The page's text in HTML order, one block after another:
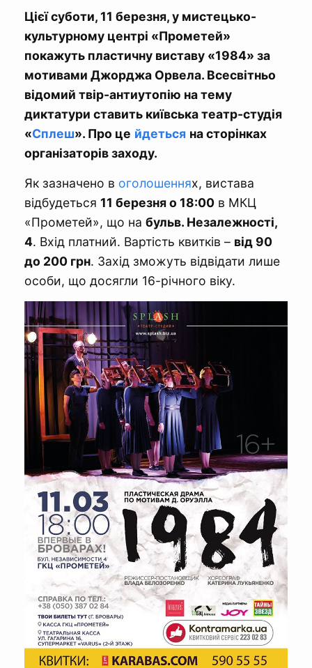
Цієї суботи, 11 березня, у мистецько-
культурному центрі «Прометей»
покажуть пластичну виставу «1984» за
мотивами Джорджа Орвела. Всесвітньо
відомий твір-антиутопію на тему
диктатури ставить київська театр-студія
«Сплеш». Про це йдеться на сторінках
організаторів заходу.
Як зазначено в оголошеннях, вистава
відбудеться 11 березня о 18:00 в МКЦ
«Прометей», що на бульв. Незалежності,
4. Вхід платний. Вартість квитків – від 90
до 200 грн. Захід зможуть відвідати лише
особи, що досягли 16-річного віку.